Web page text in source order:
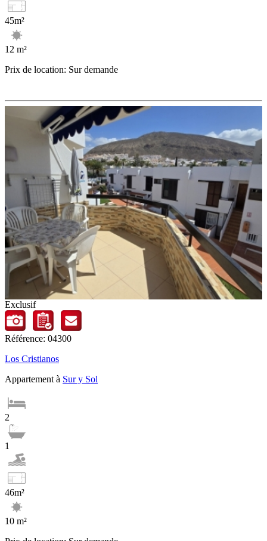
45m²
12 m²
Prix de location: Sur demande
Exclusif
Référence: 04300
Los Cristianos
Appartement à Sur y Sol
2
1
46m²
10 m²